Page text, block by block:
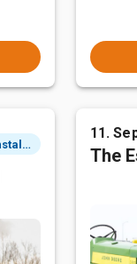
2 Tagesveranstaltung
11.
The